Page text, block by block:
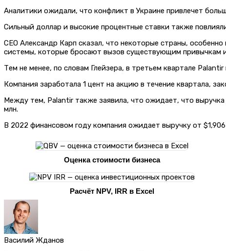
Аналитики ожидали, что конфликт в Украине привлечет
Сильный доллар и высокие процентные ставки также
CEO Александр Карп сказал, что некоторые страны,
системы, которые бросают вызов существующим привычкам
Тем не менее, по словам Глейзера, в третьем квартале
Компания заработала 1 цент на акцию в течение квартала,
Между тем, Palantir также заявила, что ожидает, что
млн.
В 2022 финансовом году компания ожидает выручку от
Оценка стоимости бизнеса
Расчёт NPV, IRR в Excel
Василий Жданов